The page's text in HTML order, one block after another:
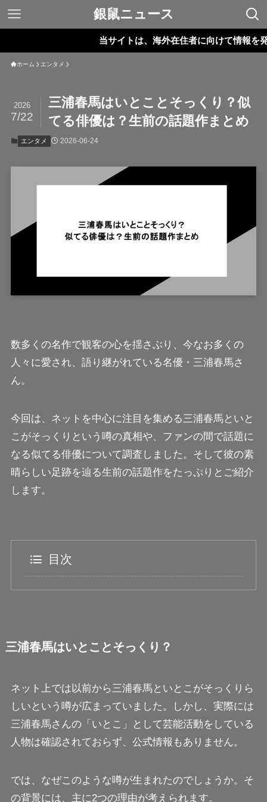
銀鼠ニュース
当サイトは、海外在住者に向けて情報を発信して
ホーム エンタメ
三浦春馬はいとことそっくり？似
てる俳優は？生前の話題作まとめ
2026
7/22
エンタメ 2026-06-24
数多くの名作で観客の心を揺さぶり、今なお多くの
人々に愛され、語り継がれている名優・三浦春馬さ
ん。
今回は、ネットを中心に注目を集める三浦春馬といと
こがそっくりという噂の真相や、ファンの間で話題に
なる似てる俳優について調査しました。そして彼の素
晴らしい足跡を辿る生前の話題作をたっぷりとご紹介
します。
目次
三浦春馬はいとことそっくり？
ネット上では以前から三浦春馬といとこがそっくりら
しいという噂が広まっていました。しかし、実際には
三浦春馬さんの「いとこ」として芸能活動をしている
人物は確認されておらず、公式情報もありません。
では、なぜこのような噂が生まれたのでしょうか。そ
の背景には、主に2つの理由が考えられます。